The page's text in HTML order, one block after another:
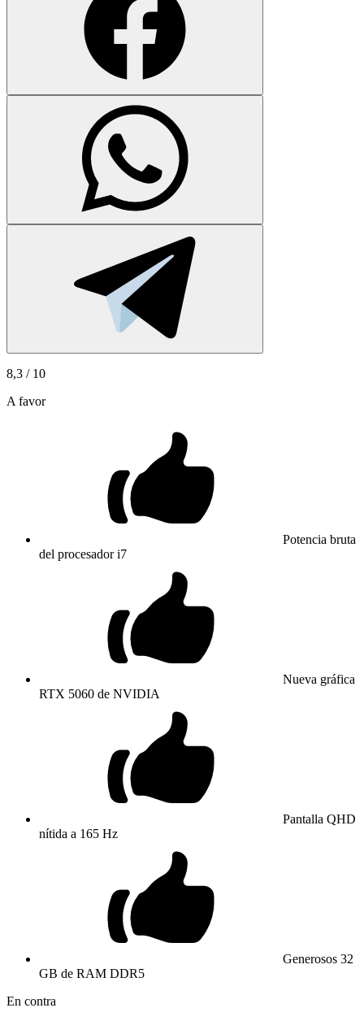
8,3 / 10
A favor
Potencia bruta
del procesador i7
Nueva gráfica
RTX 5060 de NVIDIA
Pantalla QHD
nítida a 165 Hz
Generosos 32
GB de RAM DDR5
En contra